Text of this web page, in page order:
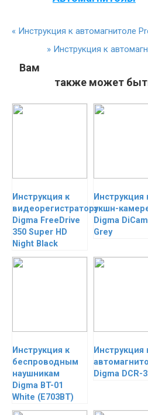
« Инструкция к автомагнитоле
» Инструкция к
Вам
также может
Инструкция к
видеорегистратору
Digma FreeDrive
350 Super HD
Night Black
Инструкция
экшн-
Digma
Grey
Инструкция к
беспроводным
наушникам
Digma BT-01
White (E703BT)
Инструкция
Digma DCR-